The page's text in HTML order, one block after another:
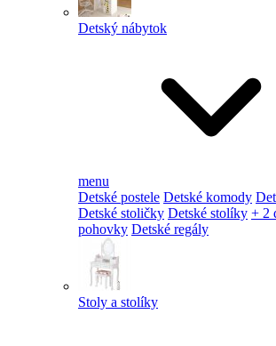
Detský nábytok
menu
Detské postele Detské komody
Detské stoličky Detské stolíky + 2
pohovky Detské regály
Stoly a stolíky